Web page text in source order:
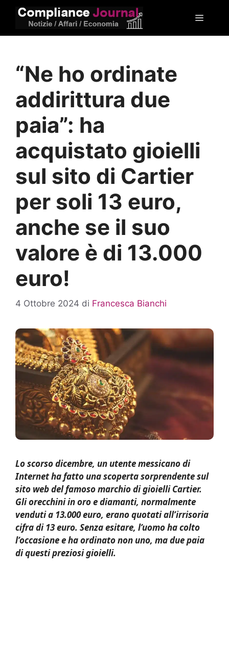
Menu
“Ne ho ordinate
addirittura due
paia”: ha
acquistato gioielli
sul sito di Cartier
per soli 13 euro,
anche se il suo
valore è di 13.000
euro!
4 Ottobre 2024 di Francesca Bianchi
Lo scorso dicembre, un utente messicano di
Internet ha fatto una scoperta sorprendente sul
sito web del famoso marchio di gioielli Cartier.
Gli orecchini in oro e diamanti, normalmente
venduti a 13.000 euro, erano quotati all’irrisoria
cifra di 13 euro. Senza esitare, l’uomo ha colto
l’occasione e ha ordinato non uno, ma due paia
di questi preziosi gioielli.